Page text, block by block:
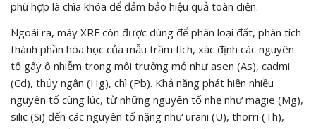
phù hợp là chìa khóa để đảm bảo hiệu quả toàn diện.
Ngoài ra, máy XRF còn được dùng để phân loại đất, phân tích
thành phần hóa học của mẫu trầm tích, xác định các nguyên
tố gây ô nhiễm trong môi trường mỏ như asen (As), cadmi
(Cd), thủy ngân (Hg), chì (Pb). Khả năng phát hiện nhiều
nguyên tố cùng lúc, từ những nguyên tố nhẹ như magie (Mg),
silic (Si) đến các nguyên tố nặng như urani (U), thorri (Th),